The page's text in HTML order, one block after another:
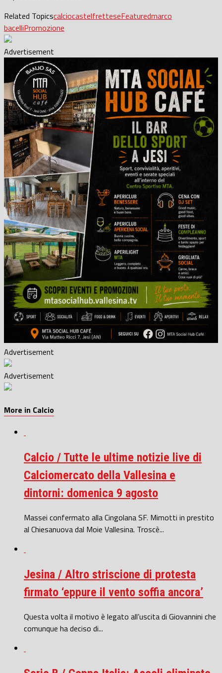
Related TopicscalciocastelfretteseFeaturedmarco
bacelliPromozione
Advertisement
Advertisement
Advertisement
More in Calcio
Calcio / Tutte le ultime notizie live di
Calciomercato della Vallesina e
dintorni: domenica 9 agosto
Massei confermato alla Cingolana SF. Mimotti in prestito
al Chiesanuova dal Moie Vallesina. Troscè...
Jesina / Altro striscione di protesta
firmato ‘eppure il vento soffia ancora’
Questa volta il motivo è legato all’uscita di Giovannini che
comunque ha deciso di...